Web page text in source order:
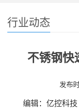
行业动态
不锈钢快
发布
编辑：亿控科技